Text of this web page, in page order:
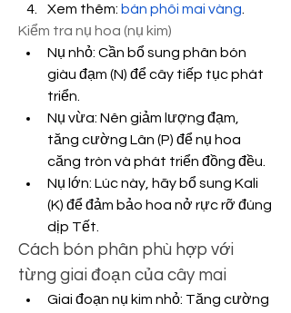
Xem thêm: bán phôi mai vàng
Kiểm tra nụ hoa (nụ kim)
Nụ nhỏ: Cần bổ sung phân bón
giàu đạm (N) để cây tiếp tục phát
triển.
Nụ vừa: Nên giảm lượng đạm,
tăng cường Lân (P) để nụ hoa
căng tròn và phát triển đồng đều.
Nụ lớn: Lúc này, hãy bổ sung Kali
(K) để đảm bảo hoa nở rực rỡ đúng
dịp Tết.
Cách bón phân phù hợp với
từng giai đoạn của cây mai
Giai đoạn nụ kim nhỏ: Tăng cường